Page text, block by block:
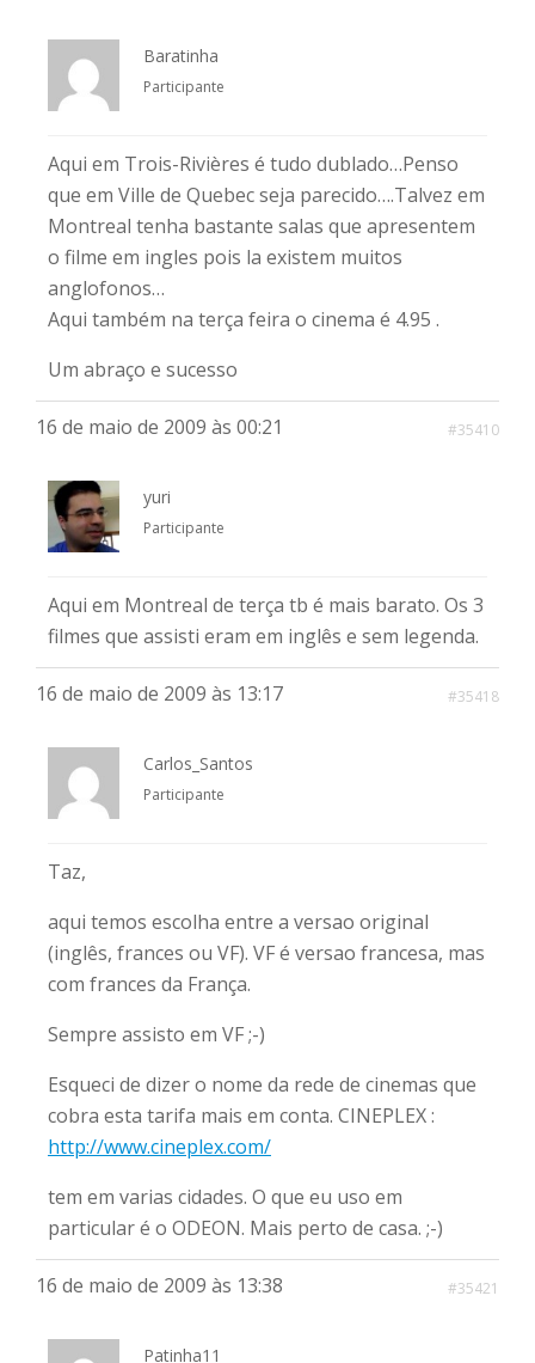
Baratinha
Participante
Aqui em Trois-Rivières é tudo dublado…Penso
que em Ville de Quebec seja parecido….Talvez em
Montreal tenha bastante salas que apresentem
o filme em ingles pois la existem muitos
anglofonos…
Aqui também na terça feira o cinema é 4.95 .
Um abraço e sucesso
16 de maio de 2009 às 00:21 #35410
yuri
Participante
Aqui em Montreal de terça tb é mais barato. Os 3
filmes que assisti eram em inglês e sem legenda.
16 de maio de 2009 às 13:17 #35418
Carlos_Santos
Participante
Taz,
aqui temos escolha entre a versao original
(inglês, frances ou VF). VF é versao francesa, mas
com frances da França.
Sempre assisto em VF ;-)
Esqueci de dizer o nome da rede de cinemas que
cobra esta tarifa mais em conta. CINEPLEX :
http://www.cineplex.com/
tem em varias cidades. O que eu uso em
particular é o ODEON. Mais perto de casa. ;-)
16 de maio de 2009 às 13:38 #35421
Patinha11